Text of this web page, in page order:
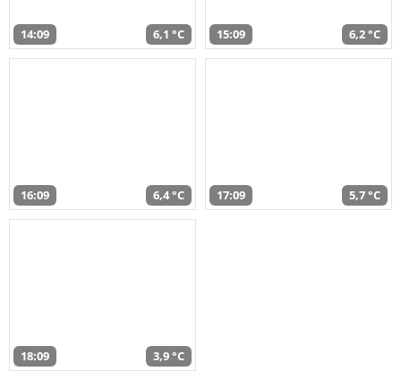
14:09 6,1 °C 15:09 6,2 °C
16:09 6,4 °C 17:09 5,7 °C
18:09 3,9 °C